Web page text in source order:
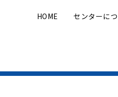
HOME センターに